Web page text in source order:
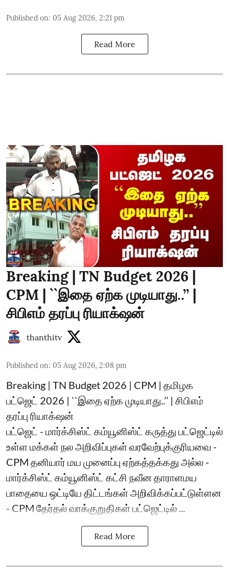
Published on: 05 Aug 2026, 2:21 pm
Read More
Breaking | TN Budget 2026 |
CPM | ``இதை ஏற்க முடியாது..’’ |
சிபிஎம் தரப்பு ரியாக்‌ஷன்
thanthitv
Published on: 05 Aug 2026, 2:08 pm
Breaking | TN Budget 2026 | CPM | தமிழக
பட்ஜெட் 2026 | ``இதை ஏற்க முடியாது..’’ | சிபிஎம்
தரப்பு ரியாக்‌ஷன்
பட்ஜெட் - மார்க்சிஸ்ட் கம்யூனிஸ்ட் கருத்து பட்ஜெட்டில்
உள்ள மக்கள் நல அறிவிப்புகள் வரவேற்புக்குரியவை -
CPM தனியார் மய முனைப்பு ஏற்கத்தக்கது அல்ல -
மார்க்சிஸ்ட் கம்யூனிஸ்ட் கட்சி நவீன தாராளமய
பாதையை ஒட்டியே திட்டங்கள் அறிவிக்கப்பட்டுள்ளன
- CPM தேர்தல் வாக்குறுதிகள் பட்ஜெட்டில் ...
Read More